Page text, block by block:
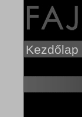
Kezdőlap